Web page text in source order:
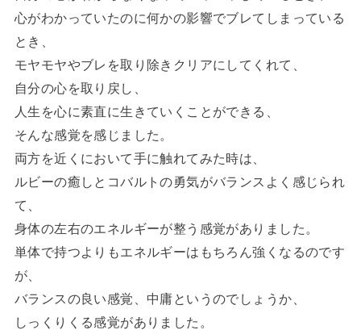
心がわかっていたのに何かの影響でブレてしまっている
とき、
モヤモヤやブレを取り除きクリアにしてくれて、
自分の心を取り戻し、
人生を心に素直に生きていくことができる、
そんな感覚を感じました。
両方を近くにおいて手に触れてみた時は、
ルビーの癒しとコバルトの勇気がバランスよく感じられ
て、
身体の左右のエネルギーが整う感覚がありました。
単体で持つよりもエネルギーはもちろん強くなるのです
が、
バランスの良い感覚、中庸というのでしょうか、
しっくりくる感覚がありました。